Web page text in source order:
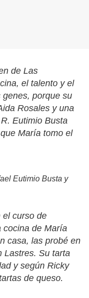
de Las
el talento y el
porque su
Rosales y una
Eutimio Busta
María tomo el
Eutimio Busta y
el curso de
cocina de María
casa, las probé en
Lastres. Su tarta
y según Ricky
de queso.